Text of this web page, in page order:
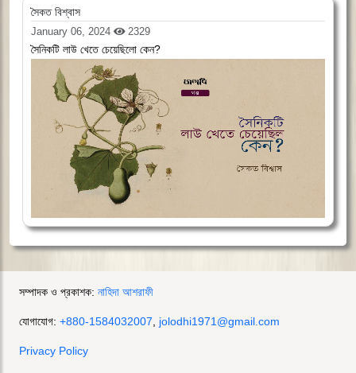
সৈকত বিশ্বাস
January 06, 2024 2329
সৈনিকটি লাউ খেতে চেয়েছিলো কেন?
সম্পাদক ও প্রকাশক: নাহিদা আশরাফী
যোগাযোগ: +880-1584032007 jolodhi1971@gmail.com
Privacy Policy